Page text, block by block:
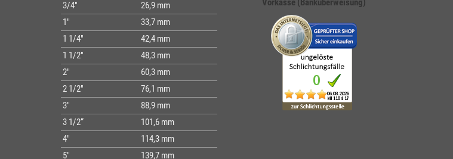
3/4"
26,9 mm
1"
33,7 mm
1 1/4"
42,4 mm
1 1/2"
48,3 mm
2"
60,3 mm
2 1/2"
76,1 mm
3"
88,9 mm
3 1/2“
101,6 mm
4"
114,3 mm
5"
139,7 mm
Vorkasse (Banküberweisung)